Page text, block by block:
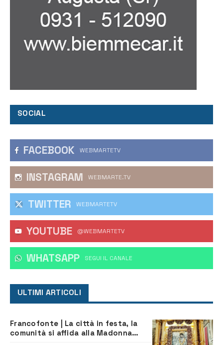
SOCIAL
FACEBOOK WEBMARTETV
INSTAGRAM WEBMARTE.TV
TWITTER WEBMARTETV
YOUTUBE @WEBMARTETV
WHATSAPP ‎SEGUI IL CANALE
ULTIMI ARTICOLI
Francofonte | La città in festa, la
comunità si affida alla Madonna